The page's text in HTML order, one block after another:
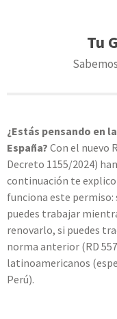
Tu
¿Estás pensando en
España? Con el nuevo
Decreto 1155/2024)
continuación te
funciona este
puedes trabajar
renovarlo, si puedes
norma anterior (RD
latinoamericanos
Perú).